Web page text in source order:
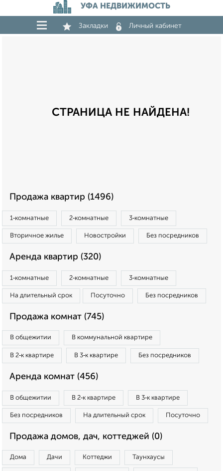
УФА НЕДВИЖИМОСТЬ
Закладки Личный кабинет
СТРАНИЦА НЕ НАЙДЕНА!
Продажа квартир (1496)
1‑комнатные 2‑комнатные 3‑комнатные
Вторичное жилье Новостройки Без посредников
Аренда квартир (320)
1‑комнатные 2‑комнатные 3‑комнатные
На длительный срок Посуточно Без посредников
Продажа комнат (745)
В общежитии В коммунальной квартире
В 2‑к квартире В 3‑к квартире Без посредников
Аренда комнат (456)
В общежитии В 2‑к квартире В 3‑к квартире
Без посредников На длительный срок Посуточно
Продажа домов, дач, коттеджей (0)
Дома Дачи Коттеджи Таунхаусы